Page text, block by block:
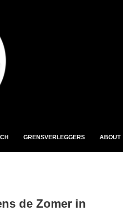
GRENSVERLEGGERS ABOUT
de Zomer in